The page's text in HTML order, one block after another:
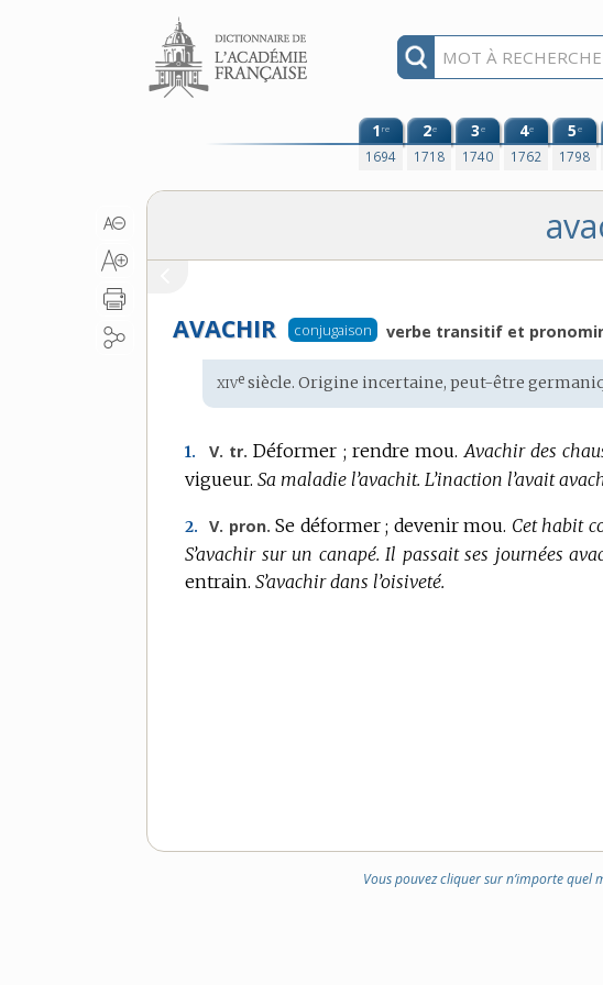
Aller au contenu
1re
1694
2e
1718
3e
1740
4e
1762
5e
1798
AVACHIR conjugaison verbe transitif et
Étymologie
:
xive siècle.Origine incertaine, peut-être
1. V. tr. Déformer ; rendre mou. Avachir des
vigueur. Sa maladie l’avachit. L’inaction l’avait
2. V. pron. Se déformer ; devenir mou. Cet habit
S’avachir sur un canapé. Il passait ses journées
entrain. S’avachir dans l’oisiveté.
Vous pouvez cliquer sur n’importe